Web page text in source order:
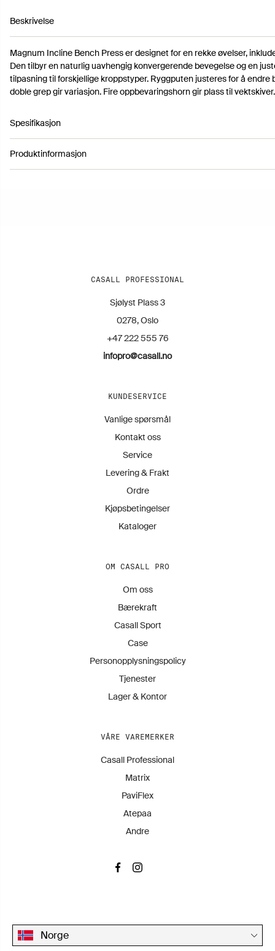
Beskrivelse
Magnum Incline Bench Press er designet for en rekke øvelser,
Den tilbyr en naturlig uavhengig konvergerende bevegelse og en
tilpasning til forskjellige kroppstyper. Ryggputen justeres for å endre
doble grep gir variasjon. Fire oppbevaringshorn gir plass til vektskiver.
Spesifikasjon
Artikkelnummer 41431083
Produktinformasjon
CASALL PROFESSIONAL
Sjølyst Plass 3
0278, Oslo
+47 222 555 76
infopro@casall.no
KUNDESERVICE
Vanlige spørsmål
Kontakt oss
Service
Levering & Frakt
Ordre
Kjøpsbetingelser
Kataloger
OM CASALL PRO
Om oss
Bærekraft
Casall Sport
Case
Personopplysningspolicy
Tjenester
Lager & Kontor
VÅRE VAREMERKER
Casall Professional
Matrix
PaviFlex
Atepaa
Andre
Norge